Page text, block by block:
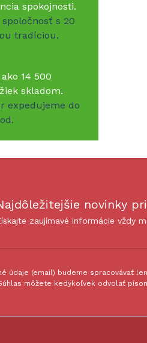
spokojnosti.
spoločnosť s 20
tradíciou.
14 500
skladom.
expedujeme do
novinky
zaujímavé informácie vždy
údaje (email) budeme spracovávať
môžete kedykoľvek odvolať